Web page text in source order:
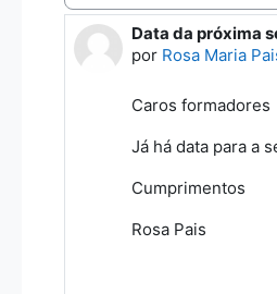
Data da próxima
por Rosa Maria
Número de
Caros formadores
Já há data para a
Cumprimentos
Rosa Pais